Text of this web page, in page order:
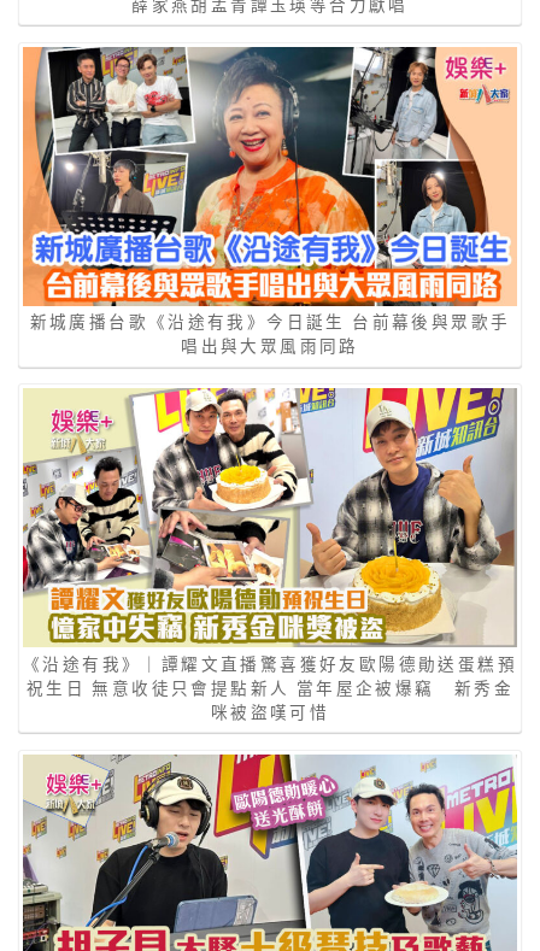
薛家燕胡孟青譚玉瑛等合力獻唱
新城廣播台歌《沿途有我》今日誕生 台前幕後與眾歌手
唱出與大眾風雨同路
《沿途有我》｜譚耀文直播驚喜獲好友歐陽德勛送蛋糕預
祝生日 無意收徒只會提點新人 當年屋企被爆竊 新秀金
咪被盜嘆可惜